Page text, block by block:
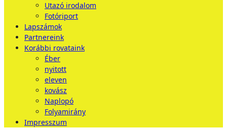
Utazó irodalom
Fotóriport
Lapszámok
Partnereink
Korábbi rovataink
Éber
nyitott
eleven
kovász
Naplopó
Folyamirány
Impresszum